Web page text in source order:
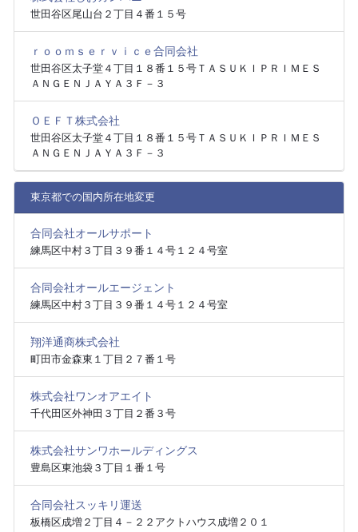
世田谷区尾山台２丁目４番１５号
ｒｏｏｍｓｅｒｖｉｃｅ合同会社
世田谷区太子堂４丁目１８番１５号ＴＡＳＵＫＩＰＲＩＭＥＳ
ＡＮＧＥＮＪＡＹＡ３Ｆ－３
ＯＥＦＴ株式会社
世田谷区太子堂４丁目１８番１５号ＴＡＳＵＫＩＰＲＩＭＥＳ
ＡＮＧＥＮＪＡＹＡ３Ｆ－３
東京都での国内所在地変更
合同会社オールサポート
練馬区中村３丁目３９番１４号１２４号室
合同会社オールエージェント
練馬区中村３丁目３９番１４号１２４号室
翔洋通商株式会社
町田市金森東１丁目２７番１号
株式会社ワンオアエイト
千代田区外神田３丁目２番３号
株式会社サンワホールディングス
豊島区東池袋３丁目１番１号
合同会社スッキリ運送
板橋区成増２丁目４－２２アクトハウス成増２０１